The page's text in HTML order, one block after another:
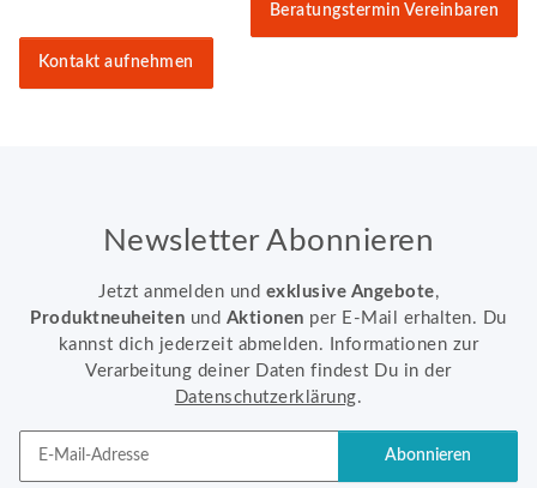
Beratungstermin Vereinbaren
Kontakt aufnehmen
Newsletter Abonnieren
Jetzt anmelden und exklusive Angebote,
Produktneuheiten und Aktionen per E-Mail erhalten. Du
kannst dich jederzeit abmelden. Informationen zur
Verarbeitung deiner Daten findest Du in der
Datenschutzerklärung.
Abonnieren